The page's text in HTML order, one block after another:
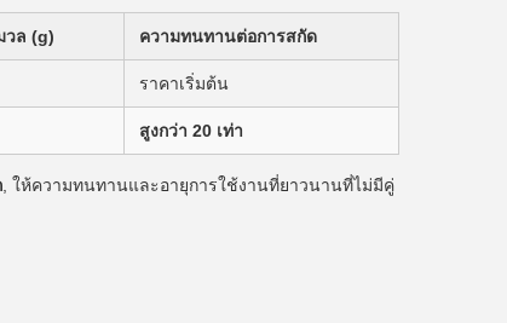
วล (g) ความทนทานต่อการสกัด
ราคาเริ่มต้น
สูงกว่า 20 เท่า
, ให้ความทนทานและอายุการใช้งานที่ยาวนานที่ไม่มีคู่